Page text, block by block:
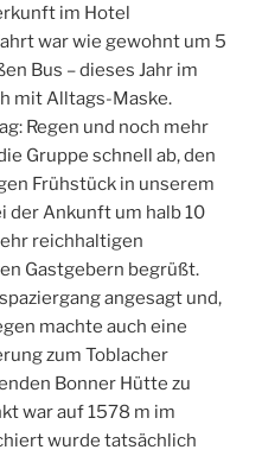
im Hotel
war wie gewohnt um 5
Bus – dieses Jahr im
mit Alltags-Maske.
Regen und noch mehr
Gruppe schnell ab, den
Frühstück in unserem
der Ankunft um halb 10
reichhaltigen
Gastgebern begrüßt.
angesagt und,
machte auch eine
zum Toblacher
Bonner Hütte zu
war auf 1578 m im
wurde tatsächlich